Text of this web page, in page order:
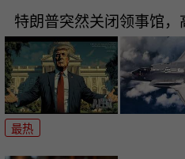
特朗普突然关闭领事馆
最热